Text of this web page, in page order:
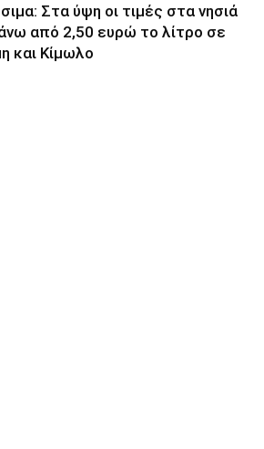
Στα ύψη οι τιμές στα νησιά
από 2,50 ευρώ το λίτρο σε
και Κίμωλο